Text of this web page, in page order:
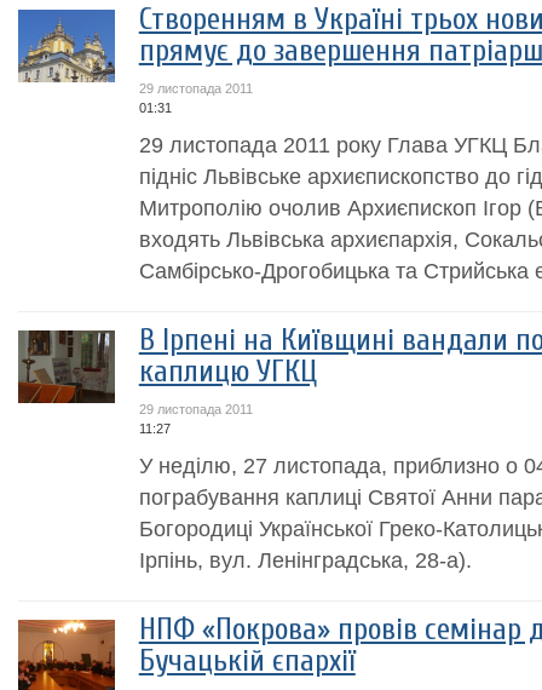
Створенням в Україні трьох
прямує до завершення
29 листопада 2011
01:31
29 листопада 2011 року Глава УГКЦ
підніс Львівське архиєпископство до
Митрополію очолив Архиєпископ Ігор
входять Львівська архиєпархія,
Самбірсько-Дрогобицька та Стрийська
В Ірпені на Київщині вандали
каплицю УГКЦ
29 листопада 2011
11:27
У неділю, 27 листопада, приблизно о
пограбування каплиці Святої Анни
Богородиці Української Греко-
Ірпінь, вул. Ленінградська, 28-а).
НПФ «Покрова» провів семінар
Бучацькій єпархії